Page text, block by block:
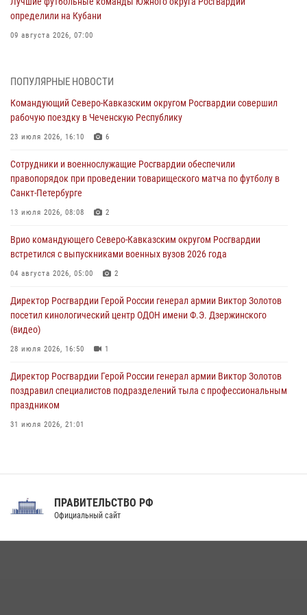
определили на Кубани
09 августа 2026, 07:00
(видео)
Росгвардейцы провели занятие по стрелковой подготовке для
воспитанников Центра детского, юношеского туризма и
09 августа 2026, 05:00
В регионах Урала бойцам Росгвардии в зону СВО передали свежие
тиражи газет
Всероссийская ведомственная акции «Каникулы с Росгвардией
проходит в Сибири
ПОПУЛЯРНЫЕ НОВОСТИ
Командующий Северо-Кавказским округом Росгвардии совершил
рабочую поездку в Чеченскую Республику
23 июля 2026, 16:10 6
Сотрудники и военнослужащие Росгвардии обеспечили
правопорядок при проведении товарищеского матча по футболу в
Санкт-Петербурге
13 июля 2026, 08:08 2
Врио командующего Северо-Кавказским округом Росгвардии
встретился с выпускниками военных вузов 2026 года
04 августа 2026, 05:00 2
Директор Росгвардии Герой России генерал армии Виктор Золотов
посетил кинологический центр ОДОН имени Ф.Э. Дзержинского
(видео)
28 июля 2026, 16:50 1
Директор Росгвардии Герой России генерал армии Виктор Золотов
поздравил специалистов подразделений тыла с профессиональным
праздником
31 июля 2026, 21:01
Праздник «Один день с Росгвардией» к 105-летию Центрального
ПРАВИТЕЛЬСТВО РФ
Официальный сайт